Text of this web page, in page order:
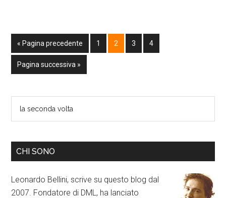
« Pagina precedente 1 2 3 4
Pagina successiva »
CHI SONO
Leonardo Bellini, scrive su questo blog dal
2007. Fondatore di DML, ha lanciato